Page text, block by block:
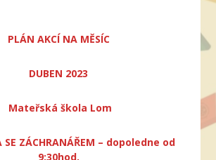
PLÁN AKCÍ NA MĚSÍC
DUBEN 2023
Mateřská škola Lom
SE ZÁCHRANÁŘEM – dopoledne od
9:30hod.